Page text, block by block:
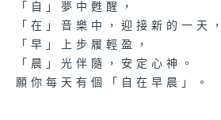
「自」夢中甦醒，
「在」音樂中，迎接新的一天，
「早」上步履輕盈，
「晨」光伴隨，安定心神。
願你每天有個「自在早晨」。